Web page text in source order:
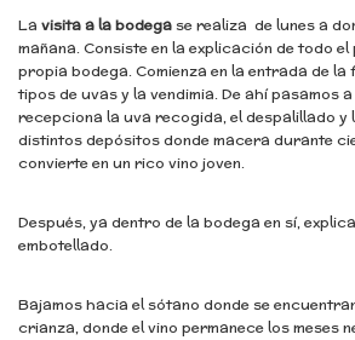
La visita a la bodegase realiza de lunes a
mañana. Consiste en la explicación de todo
propia bodega. Comienza en la entrada de
tipos de uvas y la vendimia. De ahí pasamos
recepciona la uva recogida, el despalillado
distintos depósitos donde macera durante
convierte en un rico vino joven.
Después, ya dentro de la bodega en sí,
embotellado.
Bajamos hacia el sótano donde se
crianza, donde el vino permanece los meses